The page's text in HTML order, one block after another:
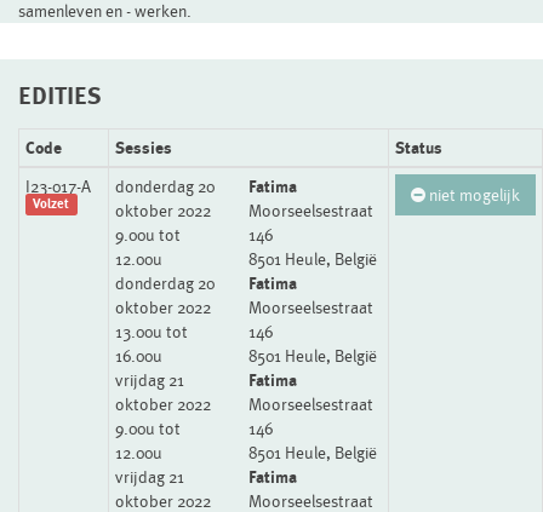
samenleven en - werken.
EDITIES
Code Sessies
Status
I23-017-A
Volzet
donderdag 20
oktober 2022
9.00u tot
12.00u
Fatima
Moorseelsestraat
146
8501 Heule, België
donderdag 20
oktober 2022
13.00u tot
16.00u
Fatima
Moorseelsestraat
146
8501 Heule, België
vrijdag 21
oktober 2022
9.00u tot
12.00u
Fatima
Moorseelsestraat
146
8501 Heule, België
vrijdag 21
oktober 2022
Fatima
Moorseelsestraat
niet mogelijk